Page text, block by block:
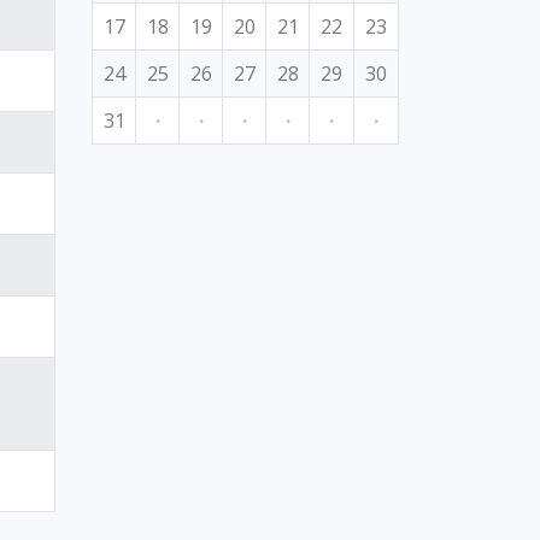
17
18 19 20 21 22
23
24
25 26 27 28 29
30
31
· · · · · ·